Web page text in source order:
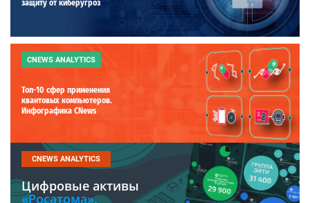
защиту от киберугроз
CNEWS ANALYTICS
Топ-10 сфер применения
квантовых компьютеров.
Инфографика CNews
CNEWS ANALYTICS
Цифровые активы
«Росатома».